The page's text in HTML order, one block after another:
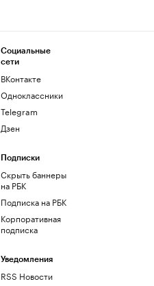
Социальные
сети
ВКонтакте
Одноклассники
Telegram
Дзен
Подписки
Скрыть баннеры
на РБК
Подписка на РБК
Корпоративная
подписка
Уведомления
RSS Новости